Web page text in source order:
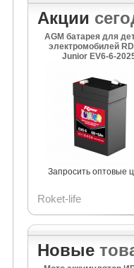
Акции
AGM батарея для
электромобилей
Junior EV6-6-
Запросить оптовые
Roket-life
Новые